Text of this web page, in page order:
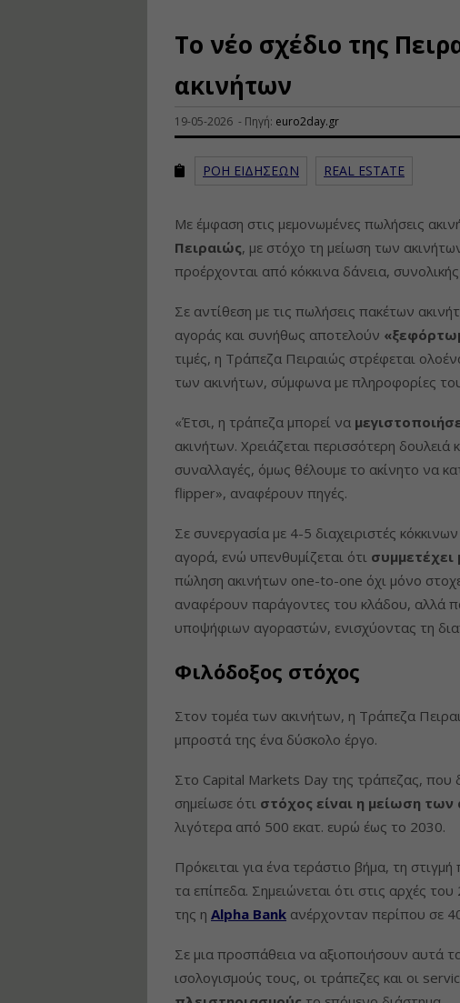
Το νέο σχέδιο της
ακινήτων
19-05-2026 - Πηγή: euro2day.gr
ΡΟΗ ΕΙΔΗΣΕΩΝ REAL ESTATE
Με έμφαση στις μεμονωμένες πωλήσεις
Πειραιώς, με στόχο τη μείωση των
προέρχονται από κόκκινα δάνεια,
Σε αντίθεση με τις πωλήσεις πακέτων
αγοράς και συνήθως αποτελούν
τιμές, η Τράπεζα Πειραιώς στρέφεται
των ακινήτων, σύμφωνα με πληροφορίες
«Έτσι, η τράπεζα μπορεί να
ακινήτων. Χρειάζεται περισσότερη
συναλλαγές, όμως θέλουμε το ακίνητο να
flipper», αναφέρουν πηγές.
Σε συνεργασία με 4-5 διαχειριστές
αγορά, ενώ υπενθυμίζεται ότι
πώληση ακινήτων one-to-one όχι μόνο
αναφέρουν παράγοντες του κλάδου, αλλά
υποψήφιων αγοραστών, ενισχύοντας τη
Φιλόδοξος στόχος
Στον τομέα των ακινήτων, η Τράπεζα
μπροστά της ένα δύσκολο έργο.
Στο Capital Markets Day της τράπεζας, που
σημείωσε ότι στόχος είναι η μείωση των
λιγότερα από 500 εκατ. ευρώ έως το 2030.
Πρόκειται για ένα τεράστιο βήμα, τη
τα επίπεδα. Σημειώνεται ότι στις αρχές
της η Alpha Bank ανέρχονταν περίπου σε
Σε μια προσπάθεια να αξιοποιήσουν αυτά
ισολογισμούς τους, οι τράπεζες και οι